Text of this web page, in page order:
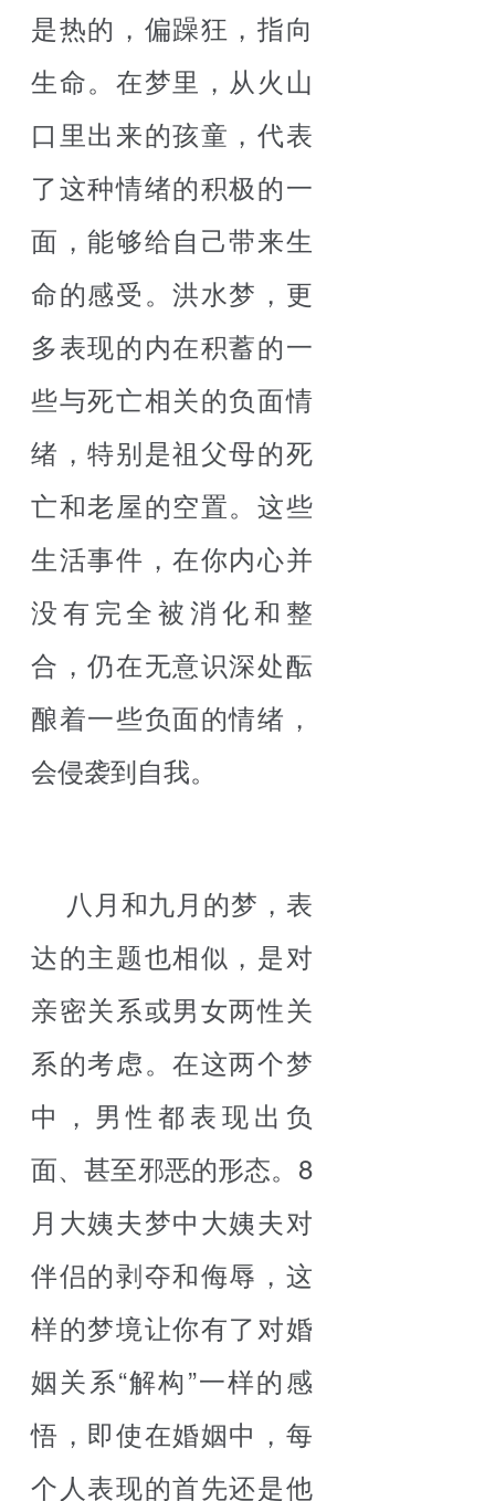
是热的，偏躁狂，指向
生命。在梦里，从火山
口里出来的孩童，代表
了这种情绪的积极的一
面，能够给自己带来生
命的感受。洪水梦，更
多表现的内在积蓄的一
些与死亡相关的负面情
绪，特别是祖父母的死
亡和老屋的空置。这些
生活事件，在你内心并
没有完全被消化和整
合，仍在无意识深处酝
酿着一些负面的情绪，
会侵袭到自我。
八月和九月的梦，表
达的主题也相似，是对
亲密关系或男女两性关
系的考虑。在这两个梦
中，男性都表现出负
面、甚至邪恶的形态。8
月大姨夫梦中大姨夫对
伴侣的剥夺和侮辱，这
样的梦境让你有了对婚
姻关系“解构”一样的感
悟，即使在婚姻中，每
个人表现的首先还是他